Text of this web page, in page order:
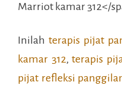
Inilah terapis pijat
kamar 312, terapis
pijat refleksi